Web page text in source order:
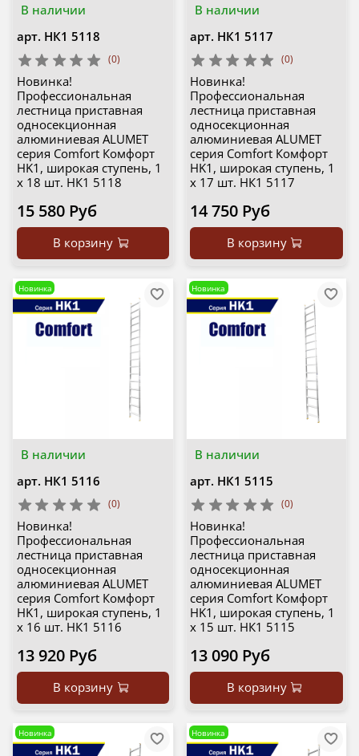
В наличии
арт. НК1 5118
(0)
Новинка!
Профессиональная
лестница приставная
односекционная
алюминиевая ALUMET
серия Comfort Комфорт
HK1, широкая ступень, 1
х 18 шт. НК1 5118
15 580 Руб
В корзину
В наличии
арт. НК1 5117
(0)
Новинка!
Профессиональная
лестница приставная
односекционная
алюминиевая ALUMET
серия Comfort Комфорт
HK1, широкая ступень, 1
х 17 шт. НК1 5117
14 750 Руб
В корзину
В наличии
Новинка
арт. НК1 5116
(0)
Новинка!
Профессиональная
лестница приставная
односекционная
алюминиевая ALUMET
серия Comfort Комфорт
HK1, широкая ступень, 1
х 16 шт. НК1 5116
13 920 Руб
В корзину
В наличии
Новинка
арт. НК1 5115
(0)
Новинка!
Профессиональная
лестница приставная
односекционная
алюминиевая ALUMET
серия Comfort Комфорт
HK1, широкая ступень, 1
х 15 шт. НК1 5115
13 090 Руб
В корзину
Новинка Новинка